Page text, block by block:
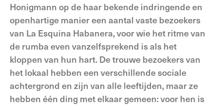
Honigmann op de haar bekende indringende en
openhartige manier een aantal vaste bezoekers
van La Esquina Habanera, voor wie het ritme van
de rumba even vanzelfsprekend is als het
kloppen van hun hart. De trouwe bezoekers van
het lokaal hebben een verschillende sociale
achtergrond en zijn van alle leeftijden, maar ze
hebben één ding met elkaar gemeen: voor hen is